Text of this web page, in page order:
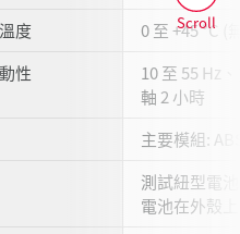
度
0 至 +45 °C (
性
10 至 55 Hz
軸 2 小時
主要模組:
測試紐型電
電池在外殼
Scroll